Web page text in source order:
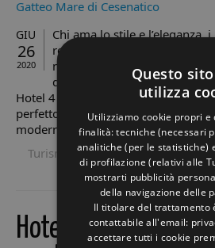
GIU
26
2020
Chi ama lo stile e l’eleganza,
rendono ogni ambiente
non vuole rinunciare ai
desidera vivere una vacanza
Hotel 4 stelle a Gatteo Mare di
perfetto! Totalmente rinnovato con
moderno design e confortevole ...
Turismo
Hotel Fedora: tutto
Questo
utilizza
Utilizziamo cookie propri
finalità: tecniche (necessari
analitiche (per le statistiche)
di profilazione (relativi alle
mostrarti pubblicità
della navigazione delle
Il titolare del trattamento è
contattabile all'email:
accettare tutti i cookie